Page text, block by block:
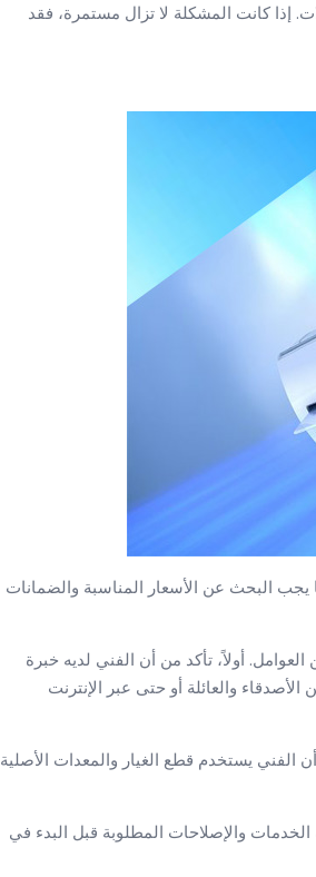
إذا كانت المشكلة لا تزال مستمرة، فقد
البحث عن الأسعار المناسبة والضمانات
أولاً، تأكد من أن الفني لديه خبرة
والعائلة أو حتى عبر الإنترنت
الفني يستخدم قطع الغيار والمعدات الأصلية
والإصلاحات المطلوبة قبل البدء في